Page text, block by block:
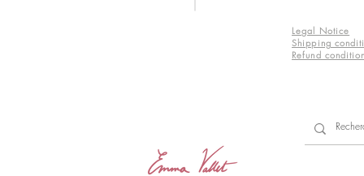
Legal Notice
Shipping
Refund